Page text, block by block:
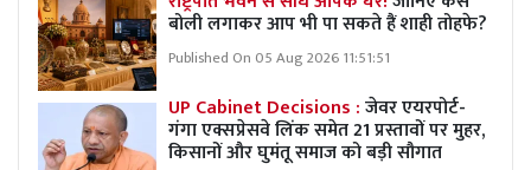
बोली लगाकर आप भी पा सकते हैं शाही तोहफे?
Published On 05 Aug 2026 11:51:51
UP Cabinet Decisions :जेवर एयरपोर्ट-
गंगा एक्सप्रेसवे लिंक समेत 21 प्रस्तावों पर मुहर,
किसानों और घुमंतू समाज को बड़ी सौगात